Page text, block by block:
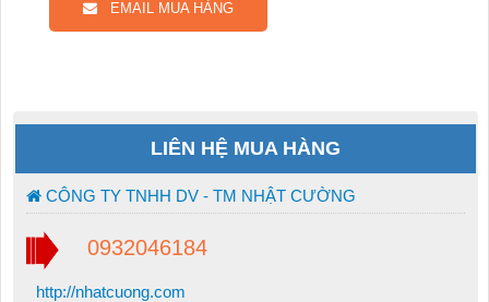
EMAIL MUA HÀNG
LIÊN HỆ MUA HÀNG
CÔNG TY TNHH DV - TM NHẬT CƯỜNG
0932046184
http://nhatcuong.com